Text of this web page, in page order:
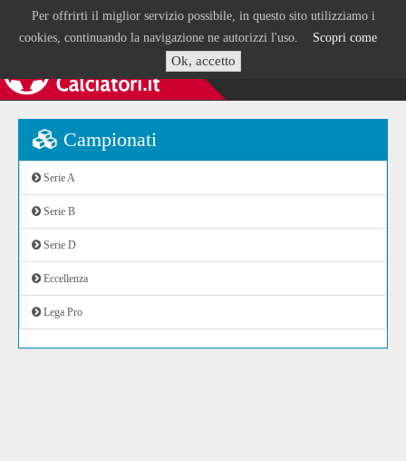
Per offrirti il miglior servizio possibile, in questo sito utilizziamo i
cookies, continuando la navigazione ne autorizzi l'uso. Scopri come
Ok, accetto
Campionati
Serie A
Serie B
Serie D
Eccellenza
Lega Pro